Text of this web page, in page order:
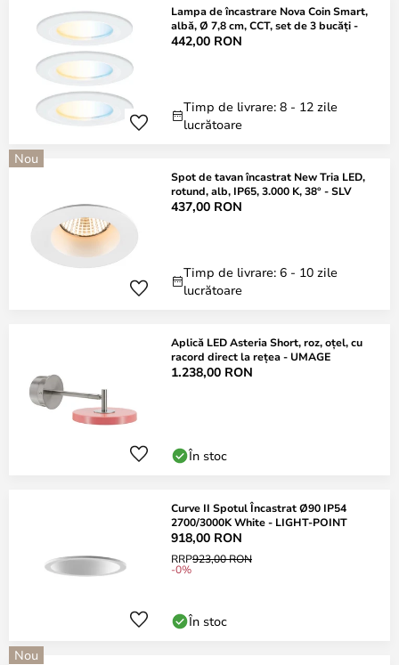
Lampa de încastrare Nova Coin Smart,
albă, Ø 7,8 cm, CCT, set de 3 bucăți -
442,00 RON
Timp de livrare: 8 - 12 zile
lucrătoare
Nou
Spot de tavan încastrat New Tria LED,
rotund, alb, IP65, 3.000 K, 38° - SLV
437,00 RON
Timp de livrare: 6 - 10 zile
lucrătoare
Aplică LED Asteria Short, roz, oțel, cu
racord direct la rețea - UMAGE
1.238,00 RON
În stoc
Curve II Spotul Încastrat Ø90 IP54
2700/3000K White - LIGHT-POINT
918,00 RON
RRP923,00 RON
-0%
În stoc
Nou